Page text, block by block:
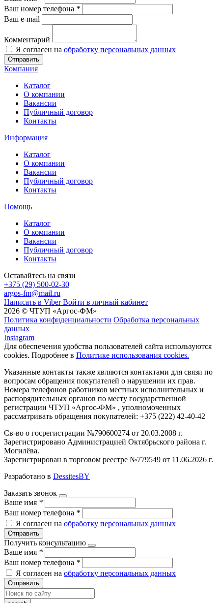
Ваш номер телефона *
Ваш e-mail
Комментарий
Я согласен на обработку персональных данных
Отправить
Компания
Каталог
О компании
Вакансии
Публичный договор
Контакты
Информация
Каталог
О компании
Вакансии
Публичный договор
Контакты
Помощь
Каталог
О компании
Вакансии
Публичный договор
Контакты
Оставайтесь на связи
+375 (29) 500-02-30
argos-fm@mail.ru
Написать в Viber Войти в личный кабинет
2026 © ЧТУП «Аргос-ФМ»
Политика конфиденциальности Обработка персональных
данных
Instagram
Для обеспечения удобства пользователей сайта используются
cookies. Подробнее в Политике использования cookies.
Указанные контакты также являются контактами для связи по
вопросам обращения покупателей о нарушении их прав.
Номера телефонов работников местных исполнительных и
распорядительных органов по месту государственной
регистрации ЧТУП «Аргос-ФМ» , уполномоченных
рассматривать обращения покупателей: +375 (222) 42-40-42
Св-во о госрегистрации №790600274 от 20.03.2008 г.
Зарегистрировано Администрацией Октябрьского района г.
Могилёва.
Зарегистрирован в торговом реестре №779549 от 11.06.2026 г.
Разработано в DessitesBY
Заказать звонок
Ваше имя *
Ваш номер телефона *
Я согласен на обработку персональных данных
Отправить
Получить консультацию
Ваше имя *
Ваш номер телефона *
Я согласен на обработку персональных данных
Отправить